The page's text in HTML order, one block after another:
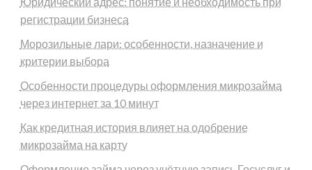
регистрации бизнеса
Морозильные лари: особенности, назначение и
критерии выбора
Особенности процедуры оформления микрозайма
через интернет за 10 минут
Как кредитная история влияет на одобрение
микрозайма на карту